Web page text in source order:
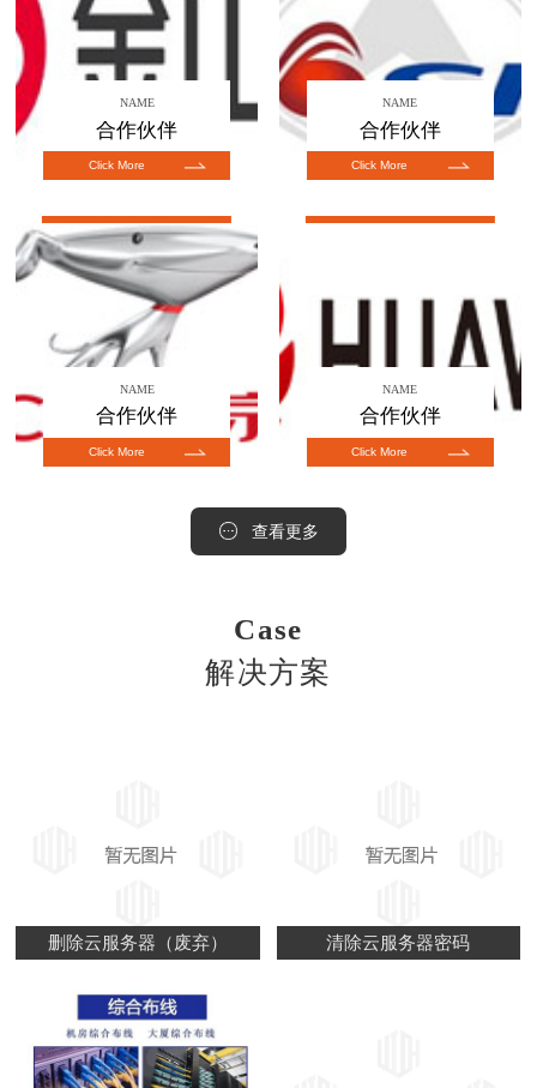
NAME
合作伙伴
Click More
NAME
合作伙伴
Click More
NAME
合作伙伴
Click More
NAME
合作伙伴
Click More
查看更多
Case
解决方案
删除云服务器（废弃） 清除云服务器密码